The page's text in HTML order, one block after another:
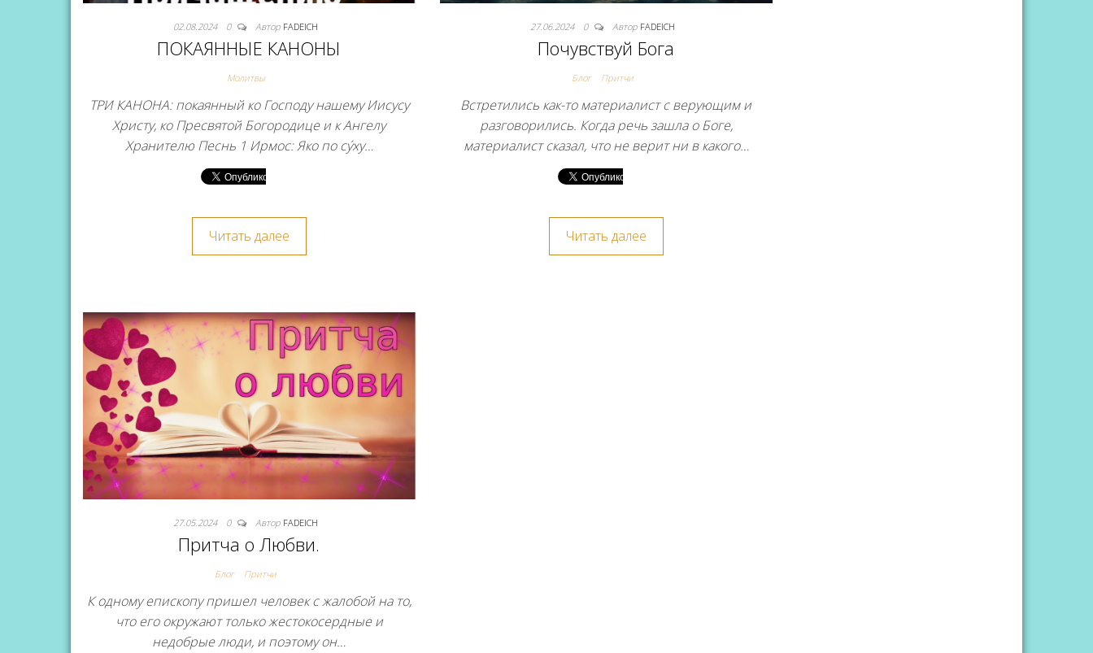
02.08.2024 0 Автор FADEICH
ПОКАЯННЫЕ КАНОНЫ
Молитвы
ТРИ КАНОНА: покаянный ко Господу нашему Иисусу
Христу, ко Пресвятой Богородице и к Ангелу
Хранителю Песнь 1 Ирмос: Яко по су́ху…
Читать далее
27.06.2024 0 Автор FADEICH
Почувствуй Бога
Блог Притчи
Встретились как-то материалист с верующим и
разговорились. Когда речь зашла о Боге,
материалист сказал, что не верит ни в какого…
Читать далее
27.05.2024 0 Автор FADEICH
Притча о Любви.
Блог Притчи
К одному епископу пришел человек с жалобой на то,
что его окружают только жестокосердные и
недобрые люди, и поэтому он…